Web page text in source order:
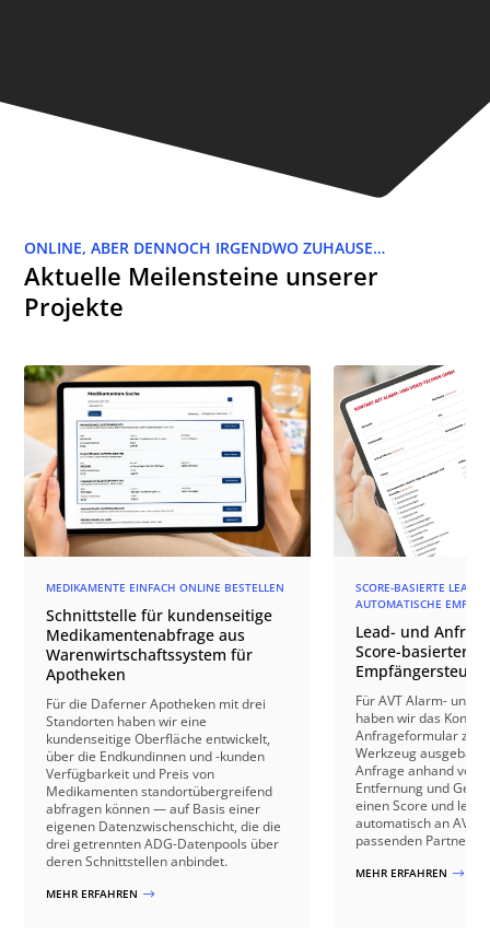
ONLINE, ABER DENNOCH IRGENDWO ZUHAUSE…
Aktuelle Meilensteine unserer
Projekte
MEDIKAMENTE EINFACH ONLINE BESTELLEN
Schnittstelle für kundenseitige
Medikamentenabfrage aus
Warenwirtschaftssystem für
Apotheken
Für die Daferner Apotheken mit drei
Standorten haben wir eine
kundenseitige Oberfläche entwickelt,
über die Endkundinnen und -kunden
Verfügbarkeit und Preis von
Medikamenten standortübergreifend
abfragen können — auf Basis einer
eigenen Datenzwischenschicht, die die
drei getrennten ADG-Datenpools über
deren Schnittstellen anbindet.
MEHR ERFAHREN $
SCORE-BASIERTE LEAD-
AUTOMATISCHE
Lead- und
Score-basierter
Für AVT Alarm- und
haben wir das
Anfrageformular zu
Werkzeug
Anfrage anhand von
Entfernung und
einen Score und
automatisch an AVT
passenden
MEHR ERFAHREN $